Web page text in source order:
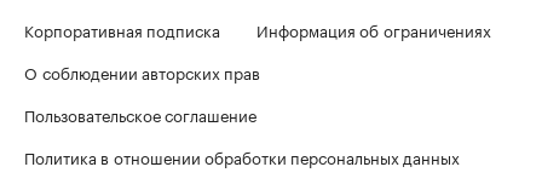
Корпоративная подписка
Информация об ограничениях
О соблюдении авторских прав
Пользовательское соглашение
Политика в отношении обработки персональных данных